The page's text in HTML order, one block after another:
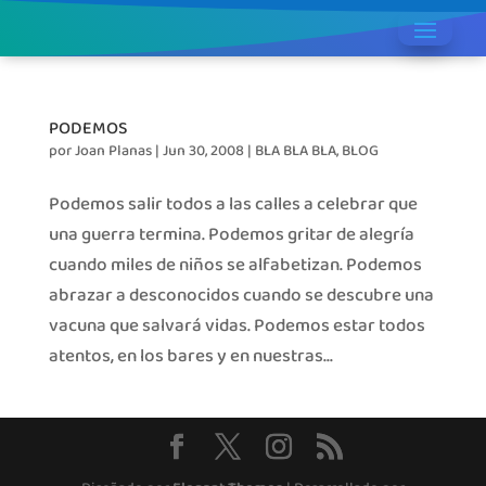
PODEMOS
porJoan Planas|Jun 30, 2008| BLA BLA BLA,BLOG
Podemos salir todos a las calles a celebrar que
una guerra termina. Podemos gritar de alegría
cuando miles de niños se alfabetizan. Podemos
abrazar a desconocidos cuando se descubre una
vacuna que salvará vidas. Podemos estar todos
atentos, en los bares y en nuestras...